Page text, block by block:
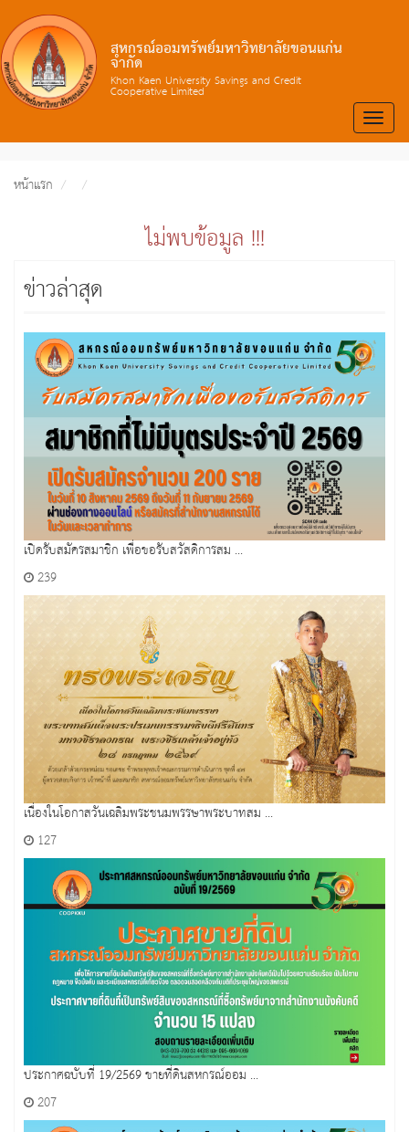
สหกรณ์ออมทรัพย์มหาวิทยาลัยขอนแก่น
จำกัด
Khon Kaen University Savings and Credit
Cooperative Limited
Toggle
หน้าแรก
ไม่พบข้อมูล !!!
ข่าวล่าสุด
เปิดรับสมัครสมาชิก เพื่อขอรับสวัสดิการสม ...
239
เนื่องในโอกาสวันเฉลิมพระชนมพรรษาพระบาทสม ...
127
ประกาศฉบับที่ 19/2569 ขายที่ดินสหกรณ์ออม ...
207